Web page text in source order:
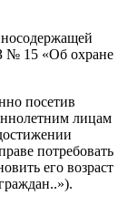
№ 15 «Об охране
посетив
лицам
потребовать
его возраст